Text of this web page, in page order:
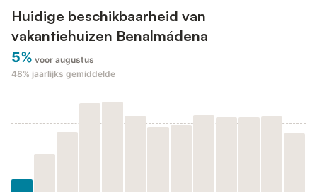
Huidige beschikbaarheid van
vakantiehuizen Benalmádena
5% voor augustus
48% jaarlijks gemiddelde